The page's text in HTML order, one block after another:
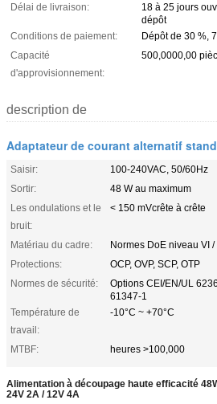
Délai de livraison:
18 à 25 jours
dépôt
Conditions de paiement:
Dépôt de 30 %,
Capacité
d'approvisionnement:
500,0000,00
description de
Adaptateur de courant alternatif
Saisir:
100-240VAC, 50/60Hz
Sortir:
48 W au maximum
Les ondulations et le
bruit:
< 150 mVcrête à crête
Matériau du cadre:
Normes DoE niveau VI
Protections:
OCP, OVP, SCP, OTP
Normes de sécurité:
Options CEI/EN/UL
61347-1
Température de
travail:
-10°C ~ +70°C
MTBF: heures >100,000
Alimentation à découpage haute efficacité
24V 2A / 12V 4A